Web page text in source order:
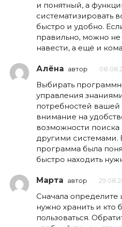
и понятный, а
систематизировать
быстро и удобно.
правильно, можно
навести, а ещё и
Алёна автор
Выбирать
управления
потребностей
внимание на
возможности
другими системами.
программа была
быстро находить
Марта автор
Сначала определите
нужно хранить и кто
пользоваться.